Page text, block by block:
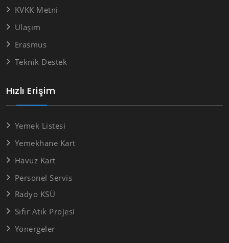
Hızlı Erişim
Yemek Listesi
Yemekhane Kart
Havuz Kart
Personel Servis
Radyo KSÜ
Sıfır Atık Projesi
Yönergeler
KVKK Metni
Ulaşım
Erasmus
Teknik Destek